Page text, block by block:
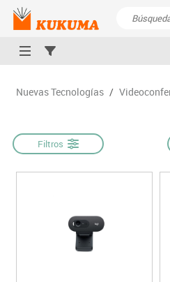
Nuevas Tecnologías /
Filtros